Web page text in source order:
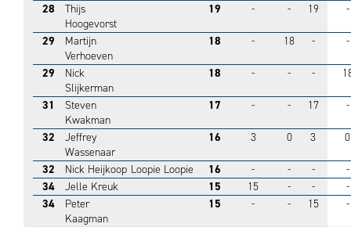
28
Thijs
Hoogevorst
19 - - 19 -
29
Martijn
Verhoeven
18 - 18 - -
29
Nick
Slijkerman
18 - - -
31
Steven
Kwakman
17 - - 17 -
32
Jeffrey
Wassenaar
16 3 0 3 0
32 Nick Heijkoop Loopie Loopie 16 - - -
-
34
Jelle Kreuk 15 15 - -
-
34
Peter
Kaagman
15 - - 15 -